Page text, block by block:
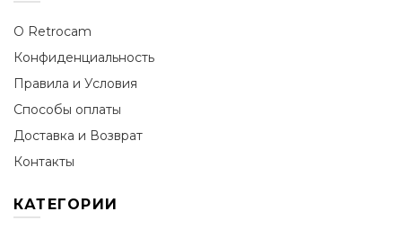
О Retrocam
Конфиденциальность
Правила и Условия
Способы оплаты
Доставка и Возврат
Контакты
КАТЕГОРИИ